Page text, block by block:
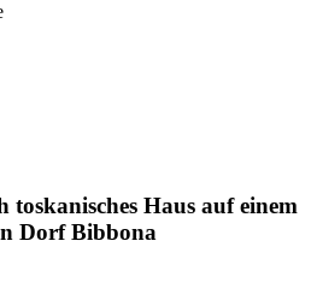
toskanisches Haus auf einem
Dorf Bibbona